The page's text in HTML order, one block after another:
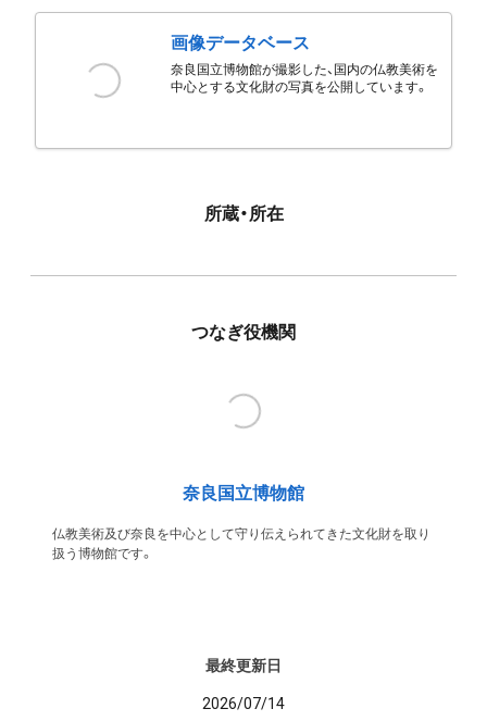
画像データベース
奈良国立博物館が撮影した、国内の仏教美術を
中心とする文化財の写真を公開しています。
所蔵・所在
つなぎ役機関
奈良国立博物館
仏教美術及び奈良を中心として守り伝えられてきた文化財を取り
扱う博物館です。
最終更新日
2026/07/14